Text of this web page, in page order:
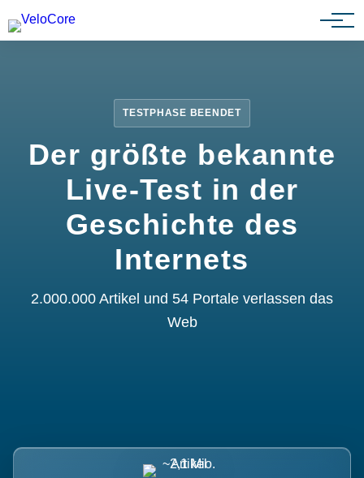
Partnerprogramm
TESTPHASE BEENDET
Der größte bekannte
Live-Test in der
Geschichte des
Internets
2.000.000 Artikel und 54 Portale verlassen das
Web